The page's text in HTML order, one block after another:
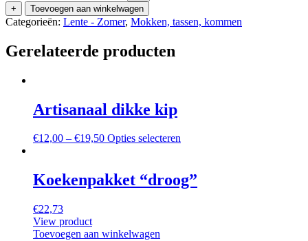
+ Toevoegen aan winkelwagen
Categorieën: Lente - Zomer, Mokken, tassen, kommen
Gerelateerde producten
Artisanaal dikke kip
€12,00 – €19,50 Opties selecteren
Koekenpakket “droog”
€22,73
View product
Toevoegen aan winkelwagen